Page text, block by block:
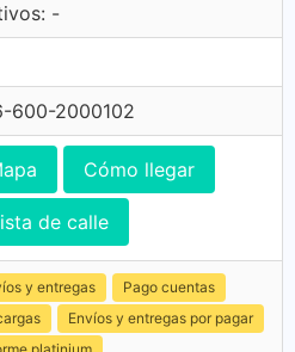
-
600-2000102
Cómo llegar
de calle
y entregas
Pago cuentas
Envíos y entregas por pagar